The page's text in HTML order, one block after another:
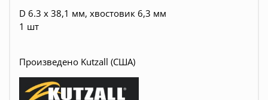
D 6.3 х 38,1 мм, хвостовик 6,3 мм
1 шт
Произведено Kutzall (США)